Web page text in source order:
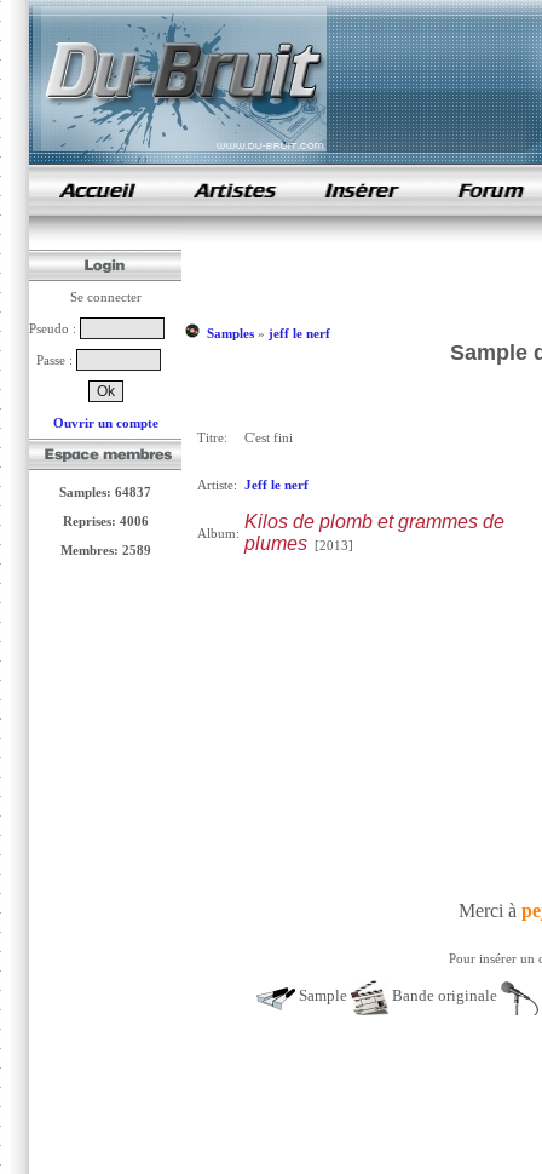
samples de rap
Se connecter
Pseudo :
Passe :
Ouvrir un compte
Samples: 64837
Reprises: 4006
Membres: 2589
Samples» jeff le nerf
Sample
Titre: C'est fini
Artiste: Jeff le nerf
Album:
Kilos de plomb et grammes de
plumes[2013]
Merci à
Pour insérer un
Sample Bande originale